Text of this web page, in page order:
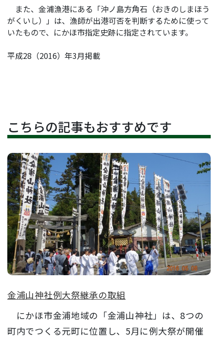
また、金浦漁港にある「沖ノ島方角石（おきのしまほう
がくいし）」は、漁師が出港可否を判断するために使って
いたもので、にかほ市指定史跡に指定されています。
平成28（2016）年3月掲載
こちらの記事もおすすめです
金浦山神社例大祭継承の取組
にかほ市金浦地域の「金浦山神社」は、8つの
町内でつくる元町に位置し、5月に例大祭が開催